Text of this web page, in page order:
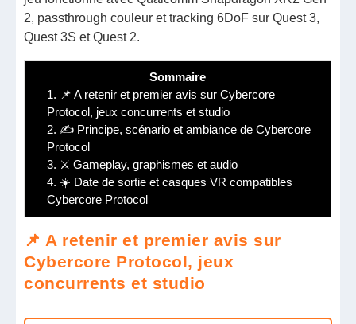
2, passthrough couleur et tracking 6DoF sur Quest 3,
Quest 3S et Quest 2.
Sommaire
1. 📌 A retenir et premier avis sur Cybercore
Protocol, jeux concurrents et studio
2. ✍️ Principe, scénario et ambiance de Cybercore
Protocol
3. ⚔️ Gameplay, graphismes et audio
4. ☀️ Date de sortie et casques VR compatibles
Cybercore Protocol
📌 A retenir et premier avis sur
Cybercore Protocol, jeux
concurrents et studio